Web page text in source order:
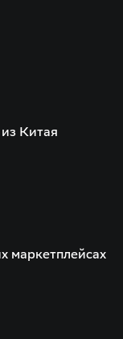
Китая
маркетплейсах